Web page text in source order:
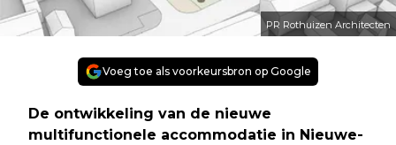
PR Rothuizen Architecten
Voeg toe als voorkeursbron op Google
De ontwikkeling van de nieuwe
multifunctionele accommodatie in Nieuwe-